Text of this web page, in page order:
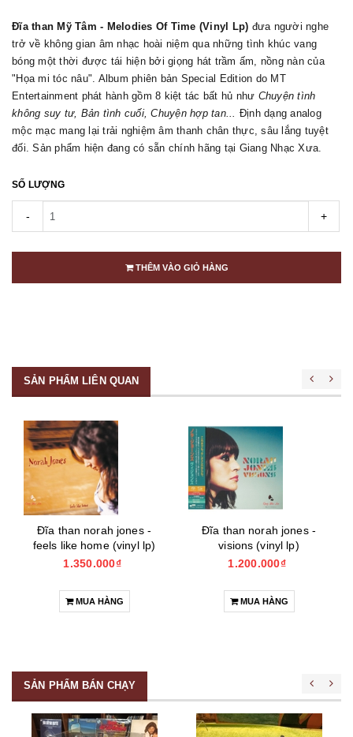
Đĩa than Mỹ Tâm - Melodies Of Time (Vinyl Lp) đưa người nghe
trở về không gian âm nhạc hoài niệm qua những tình khúc vang
bóng một thời được tái hiện bởi giọng hát trầm ấm, nồng nàn của
"Họa mi tóc nâu". Album phiên bản Special Edition do MT
Entertainment phát hành gồm 8 kiệt tác bất hủ như Chuyện tình
không suy tư, Bản tình cuối, Chuyện hợp tan... Định dạng analog
mộc mạc mang lại trải nghiệm âm thanh chân thực, sâu lắng tuyệt
đối. Sản phẩm hiện đang có sẵn chính hãng tại Giang Nhạc Xưa.
SỐ LƯỢNG
- +
THÊM VÀO GIỎ HÀNG
SẢN PHẨM LIÊN QUAN
Đĩa than norah jones -
feels like home (vinyl lp)
1.350.000₫
MUA HÀNG
Đĩa than norah jones -
visions (vinyl lp)
1.200.000₫
MUA HÀNG
SẢN PHẨM BÁN CHẠY